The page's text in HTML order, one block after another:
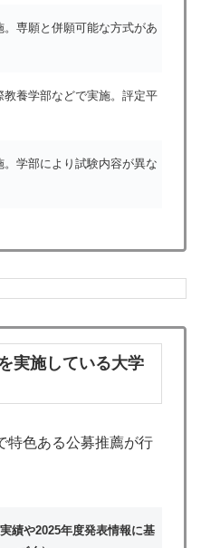
。専願と併願可能な方式があ
教養学部などで実施。評定平
。学部により試験内容が異な
実施している大学
特色ある公募推薦が行
績や2025年度発表情報に基